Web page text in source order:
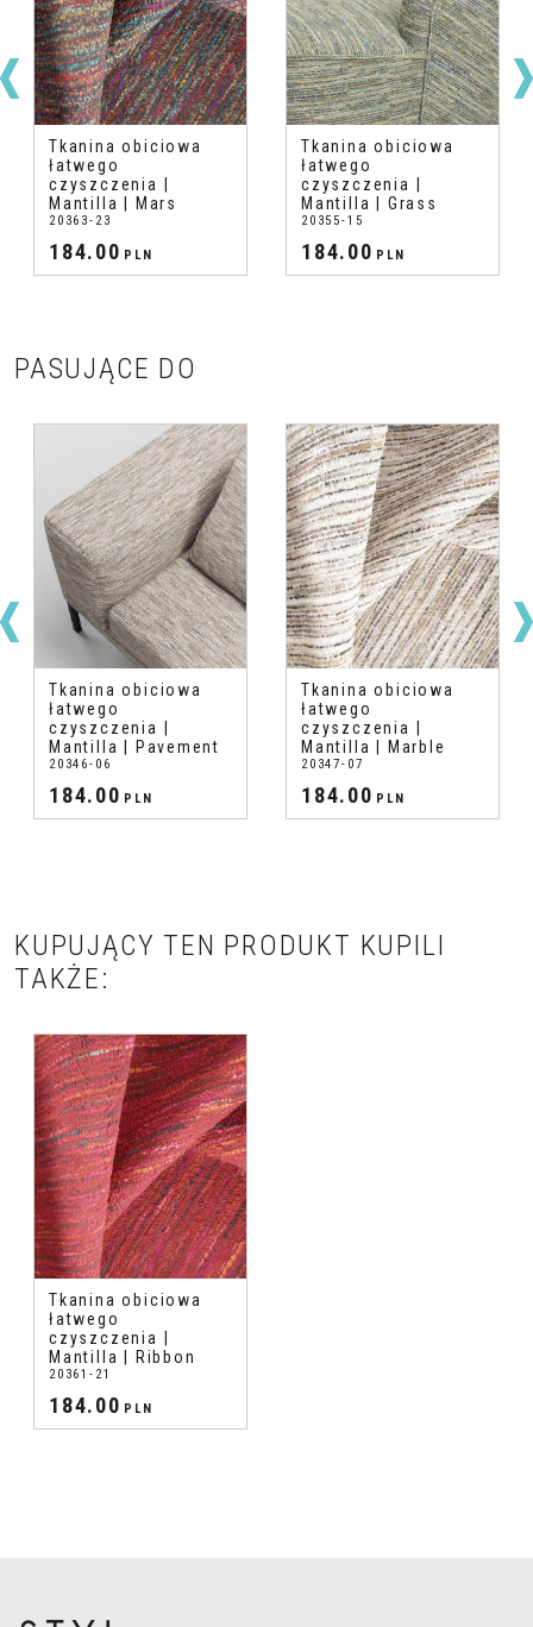
Tkanina obiciowa
łatwego
czyszczenia |
Mantilla | Mars
20363-23
184.00 PLN
Tkanina obiciowa
łatwego
czyszczenia |
Mantilla | Grass
20355-15
184.00 PLN
PASUJĄCE DO
Tkanina obiciowa
łatwego
czyszczenia |
Mantilla | Pavement
20346-06
184.00 PLN
Tkanina obiciowa
łatwego
czyszczenia |
Mantilla | Marble
20347-07
184.00 PLN
KUPUJĄCY TEN PRODUKT KUPILI
TAKŻE:
Tkanina obiciowa
łatwego
czyszczenia |
Mantilla | Ribbon
20361-21
184.00 PLN